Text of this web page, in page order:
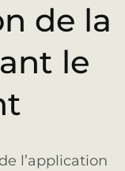
de la
le
l’application